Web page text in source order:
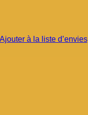
Ajouter à la liste d’envies